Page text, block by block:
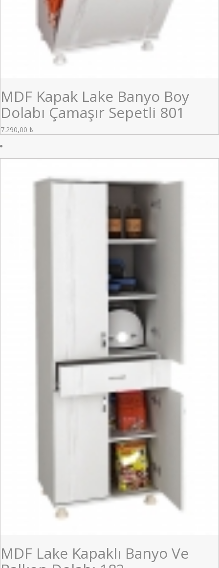
MDF Kapak Lake Banyo Boy
Dolabı Çamaşır Sepetli 801
7.290,00 ₺
MDF Lake Kapaklı Banyo Ve